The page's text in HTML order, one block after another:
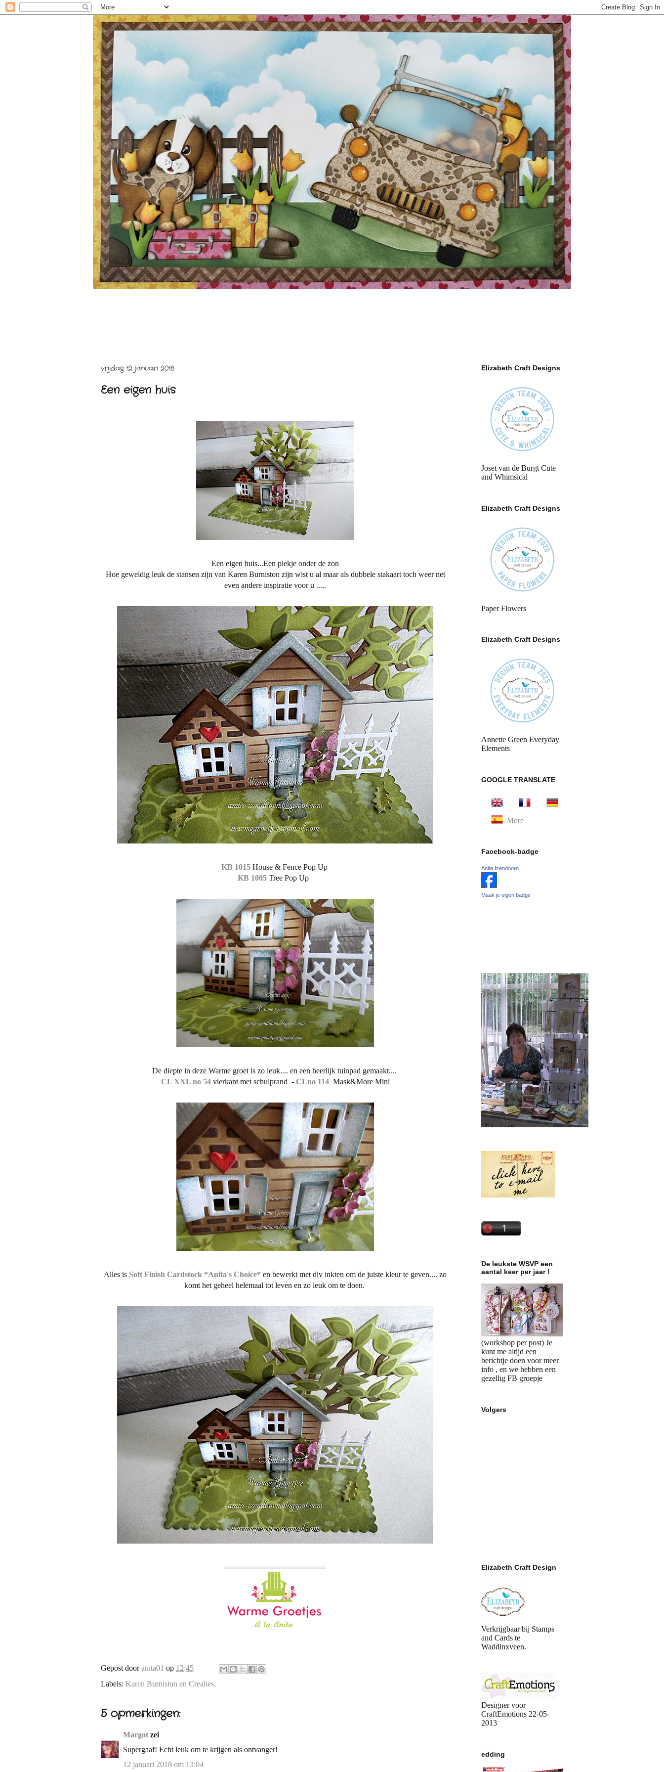
vrijdag 12 januari 2018
Een eigen huis
Een eigen huis...Een plekje onder de zon
Hoe geweldig leuk de stansen zijn van Karen Burniston zijn wist u al maar als dubbele stakaart toch weer net
even andere inspiratie voor u .....
KB 1015House & Fence Pop Up
KB 1005 Tree Pop Up
De diepte in deze Warme groet is zo leuk.... en een heerlijk tuinpad gemaakt....
CL XXL no 54 vierkant met schulprand - CLno 114Mask&More Mini
Alles is Soft Finish Cardstock *Anita's Choice* en bewerkt met div inkten om de juiste kleur te geven.... zo
komt het geheel helemaal tot leven en zo leuk om te doen.
Gepost dooranita01 op 12:45
Labels: Karen Burniston en Crealies.
5 opmerkingen:
Margot zei
Supergaaf! Echt leuk om te krijgen als ontvanger!
12 januari 2018 om 13:04
Elizabeth Craft Designs
Joset van de Burgt Cute
and Whimsical
Elizabeth Craft Designs
Paper Flowers
Elizabeth Craft Designs
Annette Green Everyday
Elements
GOOGLE TRANSLATE
More
Facebook-badge
Anita Izendoorn
Maak je eigen badge
De leukste WSVP een
aantal keer per jaar !
(workshop per post) Je
kunt me altijd een
berichtje doen voor meer
info , en we hebben een
gezellig FB groepje
Volgers
Elizabeth Craft Design
Verkrijgbaar bij Stamps
and Cards te
Waddinxveen.
Designer voor
CraftEmotions 22-05-
2013
edding